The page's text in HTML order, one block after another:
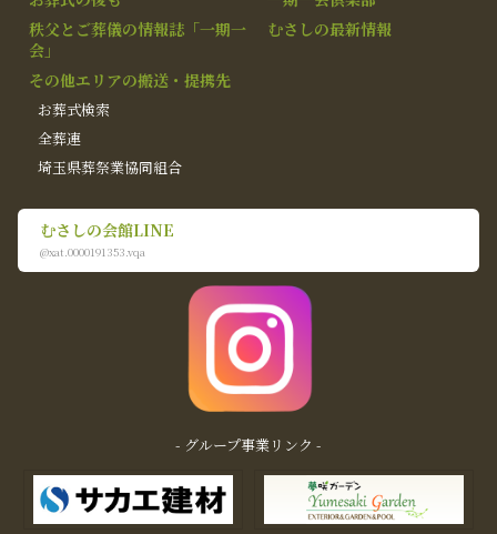
秩父とご葬儀の情報誌「一期一
会」
むさしの最新情報
その他エリアの搬送・提携先
お葬式検索
全葬連
埼玉県葬祭業協同組合
むさしの会館LINE
@xat.0000191353.vqa
- グループ事業リンク -